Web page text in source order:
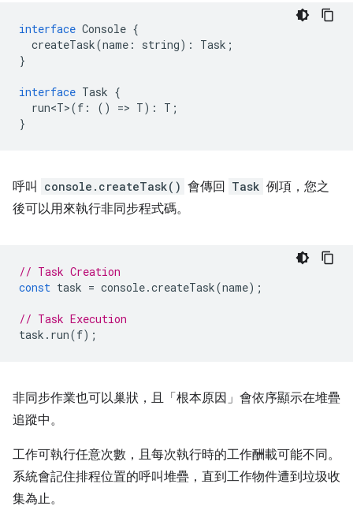
interface Console {
createTask(name : string) : Task ;
}
interface Task {
run<T>(f : () => T) : T ;
}
呼叫 console.createTask() 會傳回 Task 例項，您之
後可以用來執行非同步程式碼。
// Task Creation
const task = console.createTask(name);
// Task Execution
task . run(f);
非同步作業也可以巢狀，且「根本原因」會依序顯示在堆疊
追蹤中。
工作可執行任意次數，且每次執行時的工作酬載可能不同。
系統會記住排程位置的呼叫堆疊，直到工作物件遭到垃圾收
集為止。